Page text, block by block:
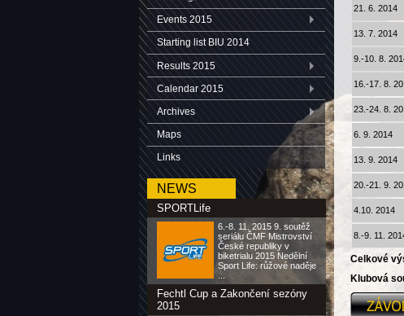
Events 2015
Starting list BIU 2014
Results 2015
Calendar 2015
Archives
Maps
Links
NEWS
SPORTLife
6.-8. 11. 2015 9. soutěž
seriálu ČMF Mistrovství
České republiky v
biketrialu 2015 Nedělní
Sport Life: růžové naděje
...
Fechtl Cup a Zakončení sezóny
2015
21. 6. 2014
13. 7. 2014
9.-10. 8.
16.-17. 8.
23.-24. 8.
6. 9. 2014
13. 9. 2014
20.-21. 9.
4.10. 2014
8.-9. 11.
Celkové
Klubová